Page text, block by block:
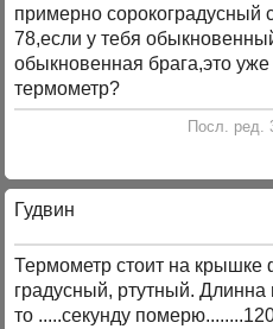
примерно сорокоградусный
78,если у тебя
обыкновенная брага,это уже
термометр?
Посл. ред.
Гудвин
Термометр стоит на крышке
градусный, ртутный. Длинна
то .....секунду